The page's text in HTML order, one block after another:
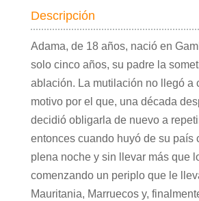
Descripción
Adama, de 18 años, nació en
solo cinco años, su padre la
ablación. La mutilación no llegó a
motivo por el que, una década
decidió obligarla de nuevo a
entonces cuando huyó de su país
plena noche y sin llevar más que
comenzando un periplo que le
Mauritania, Marruecos y,